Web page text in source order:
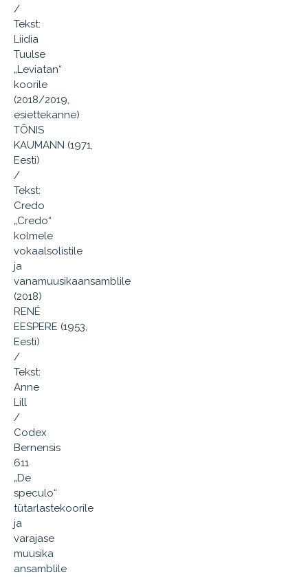
/
Tekst:
Liidia
Tuulse
„Leviatan“
koorile
(2018/2019,
esiettekanne)
TÕNIS
KAUMANN (1971,
Eesti)
/
Tekst:
Credo
„Credo“
kolmele
vokaalsolistile
ja
vanamuusikaansamblile
(2018)
RENÉ
EESPERE (1953,
Eesti)
/
Tekst:
Anne
Lill
/
Codex
Bernensis
611
„De
speculo“
tütarlastekoorile
ja
varajase
muusika
ansamblile